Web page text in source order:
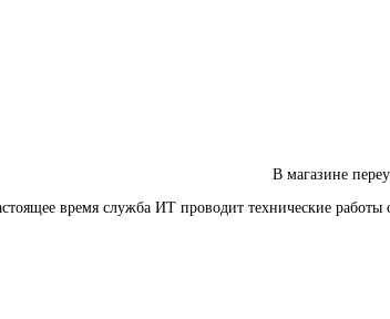
В магазине
время служба ИТ проводит технические